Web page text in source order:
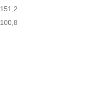
151,2
100,8